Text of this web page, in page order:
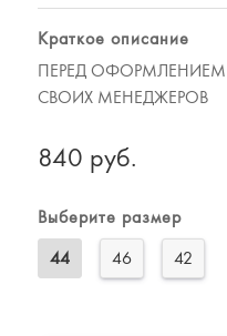
Для мужчин
Для женщин
Предметы интерьера
Краткое описание
ПЕРЕД
СВОИХ МЕНЕДЖЕРОВ
840 руб.
Выберите размер
44
46 42